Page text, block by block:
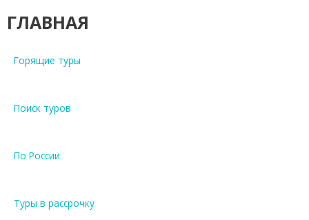
ГЛАВНАЯ
Горящие туры
Поиск туров
По России
Туры в рассрочку